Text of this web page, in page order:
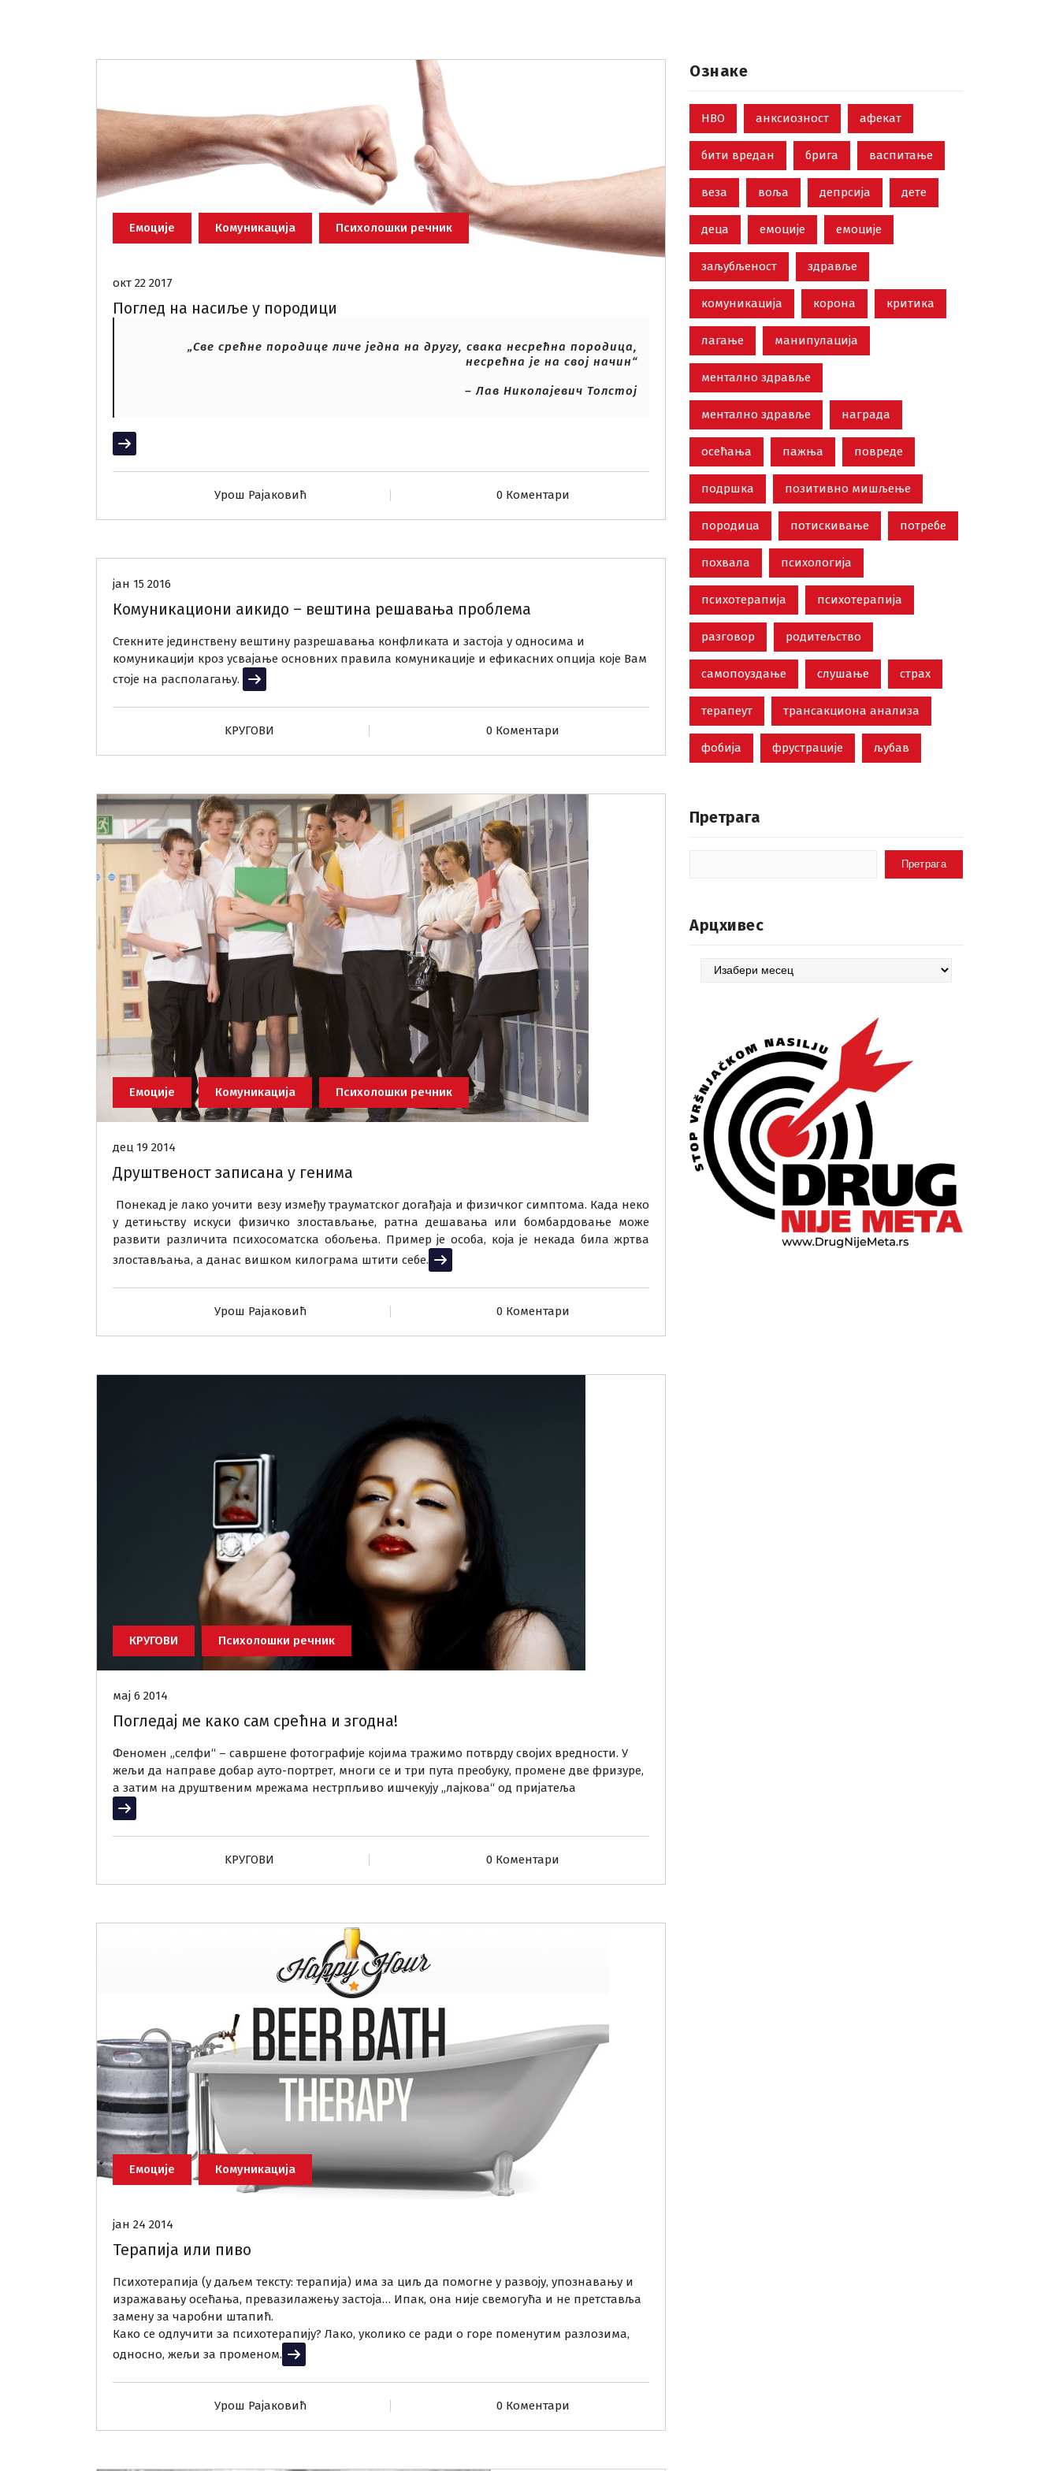
Емоције Комуникација Психолошки речник
окт 22 2017
Поглед на насиље у породици
„Све срећне породице личе једна на другу, свака несрећна породица,
несрећна је на свој начин“
– Лав Николајевич Толстој
Прочитај више
Урош Рајаковић 0 Коментари
јан 15 2016
Комуникациони аикидо – вештина решавања проблема
Стекните јединствену вештину разрешавања конфликата и застоја у односима и
комуникацији кроз усвајање основних правила комуникације и ефикасних опција које Вам
стоје на располагању.
Прочитај више
KРУГОВИ 0 Коментари
Емоције Комуникација Психолошки речник
дец 19 2014
Друштвеност записана у генима
Понекад је лако уочити везу између трауматског догађаја и физичког симптома. Када неко
у детињству искуси физичко злостављање, ратна дешавања или бомбардовање може
развити различита психосоматска обољења. Пример је особа, која је некада била жртва
злостављања, а данас вишком килограма штити себе. Прочитај више
Урош Рајаковић 0 Коментари
КРУГОВИ Психолошки речник
мај 6 2014
Погледај ме како сам срећна и згодна!
Феномен „селфи“ – савршене фотографије којима тражимо потврду својих вредности. У
жељи да направе добар ауто-портрет, многи се и три пута преобуку, промене две фризуре,
а затим на друштвеним мрежама нестрпљиво ишчекују „лајкова“ од пријатеља
Прочитај више
KРУГОВИ 0 Коментари
Емоције Комуникација
јан 24 2014
Терапија или пиво
Психотерапија (у даљем тексту: терапија) има за циљ да помогне у развоју, упознавању и
изражавању осећања, превазилажењу застоја… Ипак, она није свемогућа и не претставља
замену за чаробни штапић.
Како се одлучити за психотерапију? Лако, уколико се ради о горе поменутим разлозима,
односно, жељи за променом. Прочитај више
Урош Рајаковић 0 Коментари
Ознаке
НВО анксиозност афекат
бити вредан брига васпитање
веза воља депрсија дете
деца емоције емоције
заљубљеност здравље
комуникација корона критика
лагање манипулација
ментално здравље
ментално здравље награда
осећања пажња повреде
подршка позитивно мишљење
породица потискивање потребе
похвала психологија
психотерапија психотерапија
разговор родитељство
самопоуздање слушање страх
терапеут трансакциона анализа
фобија фрустрације љубав
Претрага
Претрага
Арцхивес
Арцхивес